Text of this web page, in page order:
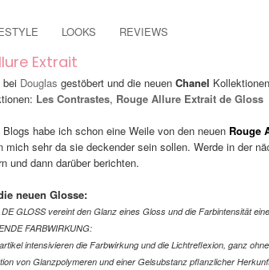
LOOKS REVIEWS
Extrait
bei Douglasgestöbert und die neuenChanel
Les Contrastes, Rouge Allure Extrait de Gloss
habe ich schon eine Weile von den neuen Rouge
mich sehr da sie deckender sein sollen. Werde in der
und dann darüber berichten.
neuen Glosse:
GLOSS vereint den Glanz eines Gloss und die Farbintensität
FARBWIRKUNG:
intensivieren die Farbwirkung und die Lichtreflexion, ganz
von Glanzpolymeren und einer Gelsubstanz pflanzlicher